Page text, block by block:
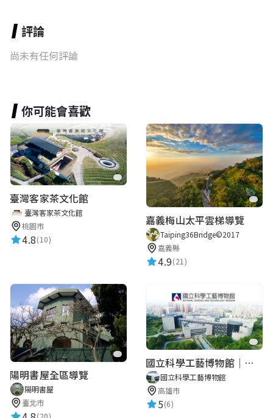
評論
尚未有任何評論
你可能會喜歡
臺灣客家茶文化館
臺灣客家茶文化館
桃園市
4.8(10)
嘉義梅山太平雲梯導覽
Taiping36Bridge©2017
嘉義縣
4.9(21)
陽明書屋全區導覽
陽明書屋
臺北市
(20)
國立科學工藝博物館｜華語智慧導覽
國立科學工藝博物館
高雄市
5(6)